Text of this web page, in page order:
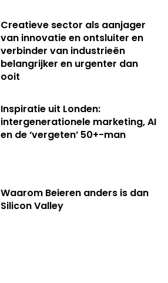
Creatieve sector als aanjager
van innovatie en ontsluiter en
verbinder van industrieën
belangrijker en urgenter dan
ooit
Inspiratie uit Londen:
intergenerationele marketing, AI
en de ‘vergeten’ 50+-man
Waarom Beieren anders is dan
Silicon Valley